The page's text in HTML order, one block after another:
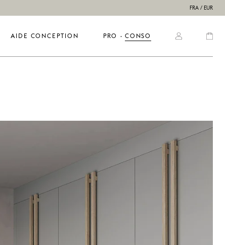
FRA / EUR
AIDE CONCEPTION PRO
  ·
CONSO